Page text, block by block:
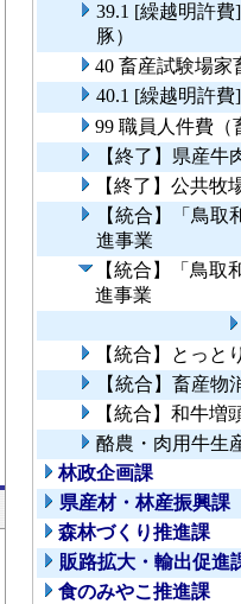
39.1 [繰越明許
豚）
40 畜産試験場家
40.1 [繰越明許
99 職員人件費（
【終了】県産
【終了】公共牧
【統合】「鳥
進事業
【統合】「鳥
進事業
【統合】とっと
【統合】畜産
【統合】和牛増
酪農・肉用牛生
林政企画課
県産材・林産振興課
森林づくり推進課
販路拡大・輸出促進
食のみやこ推進課